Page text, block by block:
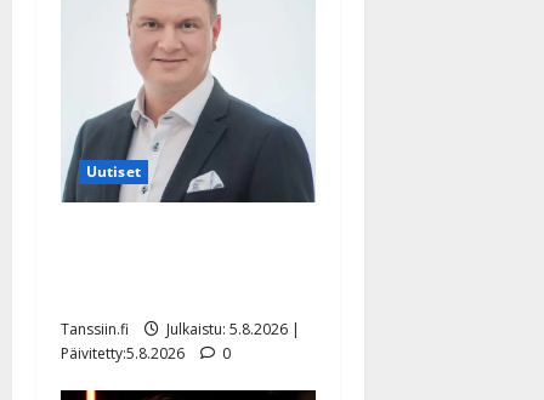
Uutiset
Tanssiin.fi
Julkaistu: 5.8.2026 |
Päivitetty:5.8.2026
0